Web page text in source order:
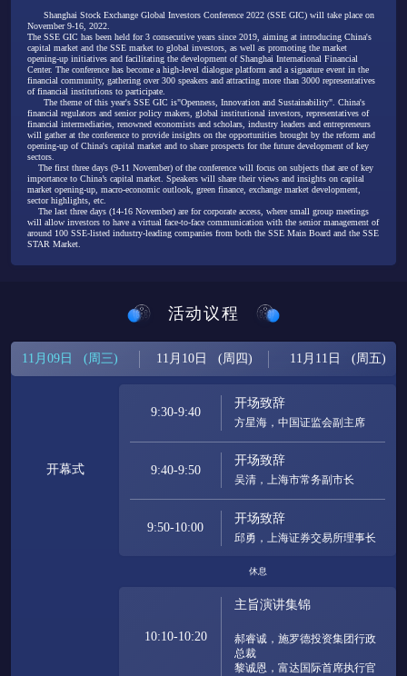
Shanghai Stock Exchange Global Investors Conference 2022 (SSE GIC) will take place on
November 9-16, 2022.
The SSE GIC has been held for 3 consecutive years since 2019, aiming at introducing China's
capital market and the SSE market to global investors, as well as promoting the market
opening-up initiatives and facilitating the development of Shanghai International Financial
Center. The conference has become a high-level dialogue platform and a signature event in the
financial community, gathering over 300 speakers and attracting more than 3000 representatives
of financial institutions to participate.
The theme of this year's SSE GIC is"Openness, Innovation and Sustainability". China's
financial regulators and senior policy makers, global institutional investors, representatives of
financial intermediaries, renowned economists and scholars, industry leaders and entrepreneurs
will gather at the conference to provide insights on the opportunities brought by the reform and
opening-up of China's capital market and to share prospects for the future development of key
sectors.
The first three days (9-11 November) of the conference will focus on subjects that are of key
importance to China’s capital market. Speakers will share their views and insights on capital
market opening-up, macro-economic outlook, green finance, exchange market development,
sector highlights, etc.
The last three days (14-16 November) are for corporate access, where small group meetings
will allow investors to have a virtual face-to-face communication with the senior management of
around 100 SSE-listed industry-leading companies from both the SSE Main Board and the SSE
STAR Market.
活动议程
11月09日 (周三) 11月10日 (周四) 11月11日 (周五)
开幕式
9:30-9:40
开场致辞
9:40-9:50
开场致辞
9:50-10:00
开场致辞
邱勇，上海证券交易所理事长
休息
10:10-10:20
主旨演讲集锦
郝睿诚，施罗德投资集团行政
总裁
黎诚恩，富达国际首席执行官